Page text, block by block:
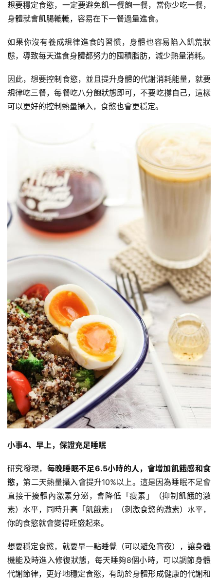
量
訓
增
計
劃
想要穩定食慾，一定要避免飢一餐飽一餐，當你少吃一餐，
身體就會飢腸轆轆，容易在下一餐過量進食。
如果你沒有養成規律進食的習慣，身體也容易陷入飢荒狀
態，導致每天進食身體都努力的囤積脂肪，減少熱量消耗。
因此，想要控制食慾，並且提升身體的代謝消耗能量，就要
規律吃三餐，每餐吃八分飽狀態即可，不要吃撐自己，這樣
可以更好的控制熱量攝入，食慾也會更穩定。
小事4、早上，保證充足睡眠
研究發現， 每晚睡眠不足6.5小時的人，會增加飢餓感和食
慾， 第二天熱量攝入會提升10%以上。這是因為睡眠不足會
直接干擾體內激素分泌，會降低「瘦素」（抑制飢餓的激
素）水平，同時升高「飢餓素」（刺激食慾的激素）水平，
你的食慾就會變得旺盛起來。
想要穩定食慾，就要早一點睡覺（可以避免宵夜），讓身體
機能及時進入修復狀態，每天睡夠8個小時，可以調節身體
代謝節律，更好地穩定食慾，有助於身體形成健康的代謝和